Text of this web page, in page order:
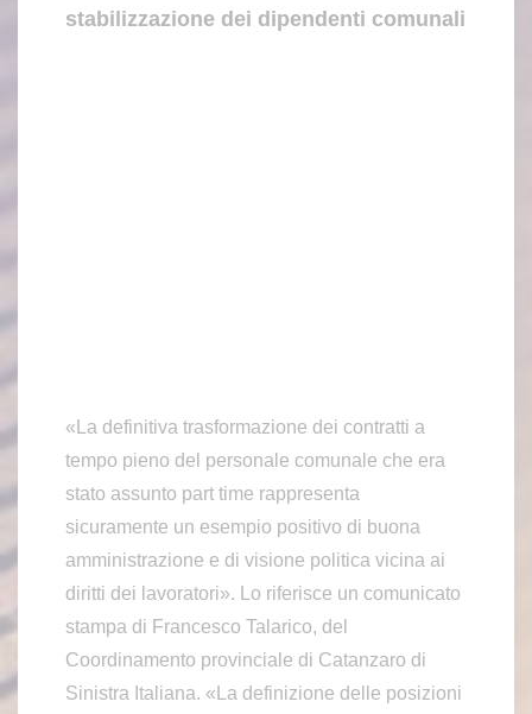
stabilizzazione dei dipendenti comunali
«La definitiva trasformazione dei contratti a
tempo pieno del personale comunale che era
stato assunto part time rappresenta
sicuramente un esempio positivo di buona
amministrazione e di visione politica vicina ai
diritti dei lavoratori». Lo riferisce un comunicato
stampa di Francesco Talarico, del
Coordinamento provinciale di Catanzaro di
Sinistra Italiana. «La definizione delle posizioni